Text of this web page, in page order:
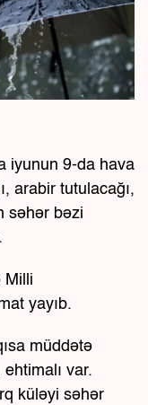
iyunun 9-da hava
arabir tutulacağı,
səhər bəzi
Milli
yayıb.
müddətə
var.
küləyi səhər